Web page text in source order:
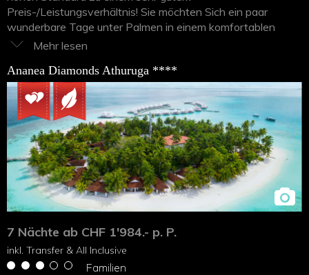
Preis-/Leistungsverhältnis! Sie möchten Sich ein paar
wunderbare Tage unter Palmen in einem komfortablen
Resort am indischen Ozean gönnen, dafür aber nicht
unserem ausgesuchten Angebot für 4 Sterne Inseln das
passende Hotel für Ihre Traumreise finden. Sie möchten
Schnorcheln oder Tauchen, suchen ein kinderfreundliches
Resorts, oder bevorzugen Bungalows mit moderner oder
klassischer Innendekoration? Unsere erfahrenen
Spezialisten beraten Sie gerne persönlich und empfehlen
IhnenMittelklasse Hotels auf den Malediven, welche
besonders gut zu Ihren Bedürfnissen passen!
Ananea Diamonds Athuruga ****
7 Nächte ab CHF 1'984.- p. P.
inkl. Transfer & All Inclusive
Familien